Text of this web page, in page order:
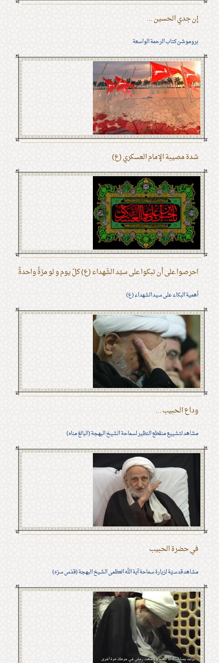
إن جدي الحسين ...
بروموشن كتاب الرحمة الواسعة
شدة مصيبة الإمام العسكري (ع)
احرصوا على أن تبكوا على سيّد الشّهداء (ع) كلّ يوم و لو مرّةً واحدةً
أهمية البكاء على سيد الشهداء (ع)
وداع الحبيب ...
مشاهد لتشييع منقطع النظير لسماحة الشيخ البهجة (البالغ مناه)
في حضرة الحبيب
مشاهد قدسيّة لزيارة سماحة آية الله العظمى الشيخ البهجة (قدّس سرّه)